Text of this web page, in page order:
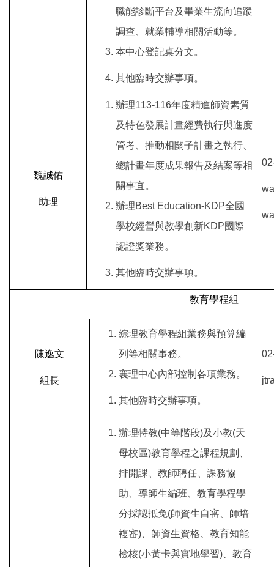
職能診斷平台及畢業生流向追蹤
調查、就業輔導相關活動等。
本中心登記桌分文。
其他臨時交辦事項。
魏誠佑
助理
辦理113-116年度精進師資素質
及特色發展計畫經費執行與進度
管考、推動相關子計畫之執行、
總計畫年度成果報告及結案等相
關事宜。
辦理Best Education-KDP全國
學校經營與教學創新KDP國際
認證獎業務。
其他臨時交辦事項。
教育學程組
陳逸文
組長
綜理教育學程組業務與預算編
列等相關事務。
襄理中心內部控制各項業務。
其他臨時交辦事項。
辦理特教(中等階段)及小教(天
母校區)教育學程之課程規劃、
排開課、教師聘任、課務協
助、導師生編班、教育學程學
分採認抵免(師資生自審、師培
複審)、師資生資格、教育知能
檢核(小黃卡與實地學習)、教育